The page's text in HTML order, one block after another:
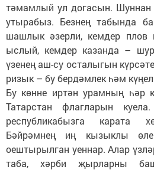
тәмамлый ул догасын.
утырабыз. Безнең табында
шашлык әзерли, кемдер плов
ыслый, кемдер казанда –
үзенең аш-су осталыгын
ризык – бу бердәмлек һәм
Бу көнне иртән урамның һәр
Татарстан флагларын
республикабызга карата
Бәйрәмнең иң кызыклы
оештырылган уеннар. Алар
таба, хәрби җырларны